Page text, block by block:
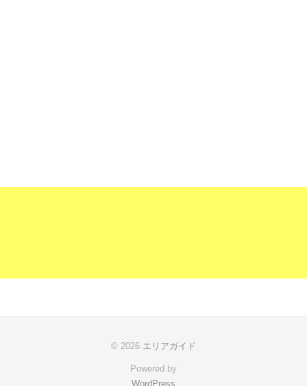
© 2026 エリアガイド
Powered by
WordPress